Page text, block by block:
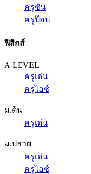
ครูซัน
ครูป๊อป
ฟิสิกส์
A-LEVEL
ครูเด่น
ครูไอซ์
ม.ต้น
ครูเด่น
ม.ปลาย
ครูเด่น
ครูไอซ์